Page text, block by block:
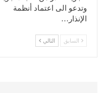
وتدعو الى اعتماد أنظمة
الإنذار…
السابق التالي